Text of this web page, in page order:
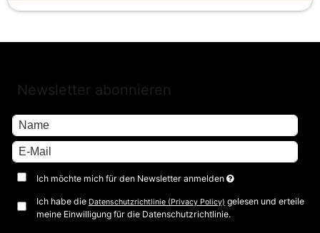
Newsletter abonnieren
Ich möchte mich für den Newsletter anmelden
Ich habe die Datenschutzrichtlinie (Privacy Policy) gelesen und erteile
meine Einwilligung für die Datenschutzrichtlinie.